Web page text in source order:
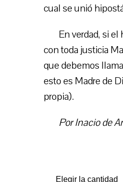
cual se unió
En verdad, si
con toda justicia
que debemos
esto es Madre de
propia).
Por Inacio de